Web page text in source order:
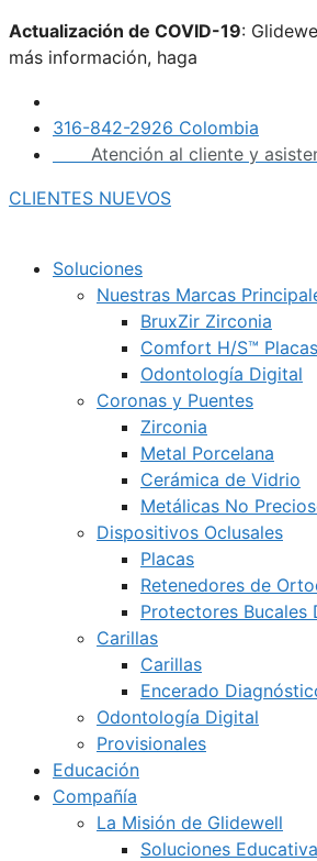
Saltar
al
Actualización de COVID-19:
más información, haga
316-842-2926 Colombia
Atención al cliente y
CLIENTES NUEVOS
Soluciones
Nuestras Marcas
BruxZir Zirconia
Comfort H/S™
Odontología Digital
Coronas y Puentes
Zirconia
Metal Porcelana
Cerámica de Vidrio
Metálicas No
Dispositivos Oclusales
Placas
Retenedores de
Protectores Bucales
Carillas
Carillas
Encerado
Odontología Digital
Provisionales
Educación
Compañía
La Misión de Glidewell
Soluciones